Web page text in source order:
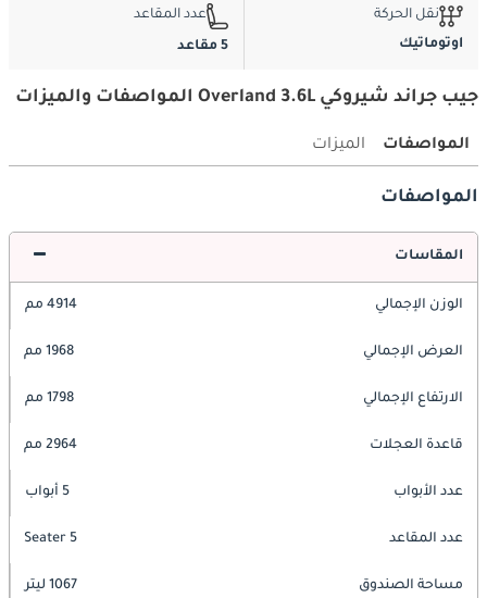
نقل الحركة
اوتوماتيك
عدد المقاعد
5 مقاعد
جيب جراند شيروكي Overland 3.6L المواصفات والميزات
المواصفات الميزات
المواصفات
المقاسات
الوزن الإجمالي 4914 مم
العرض الإجمالي 1968 مم
الارتفاع الإجمالي 1798 مم
قاعدة العجلات 2964 مم
عدد الأبواب 5 أبواب
عدد المقاعد 5 Seater
مساحة الصندوق 1067 ليتر